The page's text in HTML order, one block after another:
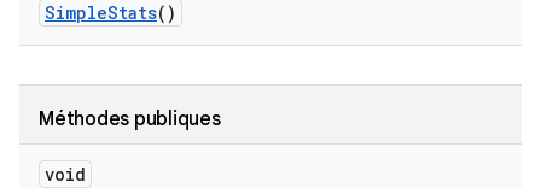
SimpleStats()
Méthodes publiques
void